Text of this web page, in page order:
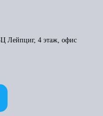
Лейпциг, 4 этаж, офис